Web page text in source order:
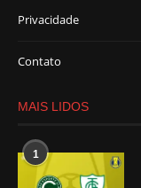
Privacidade
Contato
MAIS LIDOS
1